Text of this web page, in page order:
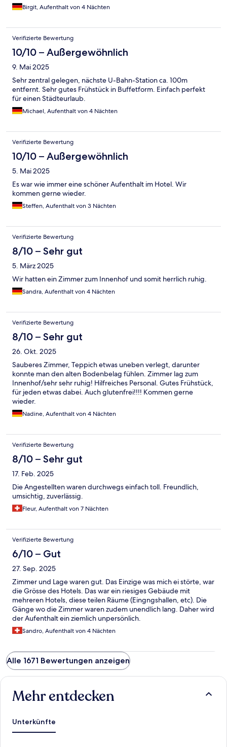
Birgit, Aufenthalt von 4 Nächten
Verifizierte Bewertung
10/10 – Außergewöhnlich
9. Mai 2025
Sehr zentral gelegen, nächste U-Bahn-Station ca. 100m
entfernt. Sehr gutes Frühstück in Buffetform. Einfach perfekt
für einen Städteurlaub.
Michael, Aufenthalt von 4 Nächten
Verifizierte Bewertung
10/10 – Außergewöhnlich
5. Mai 2025
Es war wie immer eine schöner Aufenthalt im Hotel. Wir
kommen gerne wieder.
Steffen, Aufenthalt von 3 Nächten
Verifizierte Bewertung
8/10 – Sehr gut
5. März 2025
Wir hatten ein Zimmer zum Innenhof und somit herrlich ruhig.
Sandra, Aufenthalt von 4 Nächten
Verifizierte Bewertung
8/10 – Sehr gut
26. Okt. 2025
Sauberes Zimmer, Teppich etwas uneben verlegt, darunter
konnte man den alten Bodenbelag fühlen. Zimmer lag zum
Innenhof/sehr sehr ruhig! Hilfreiches Personal. Gutes Frühstück,
für jeden etwas dabei. Auch glutenfrei!!!! Kommen gerne
wieder.
Nadine, Aufenthalt von 4 Nächten
Verifizierte Bewertung
8/10 – Sehr gut
17. Feb. 2025
Die Angestellten waren durchwegs einfach toll. Freundlich,
umsichtig, zuverlässig.
Fleur, Aufenthalt von 7 Nächten
Verifizierte Bewertung
6/10 – Gut
27. Sep. 2025
Zimmer und Lage waren gut. Das Einzige was mich ei störte, war
die Grösse des Hotels. Das war ein riesiges Gebäude mit
mehreren Hotels, diese teilen Räume (Eingngshallen, etc). Die
Gänge wo die Zimmer waren zudem unendlich lang. Daher wird
der Aufenthalt ein ziemlich unpersönlich.
Sandro, Aufenthalt von 4 Nächten
Alle 1671 Bewertungen anzeigen
Mehr entdecken
Unterkünfte